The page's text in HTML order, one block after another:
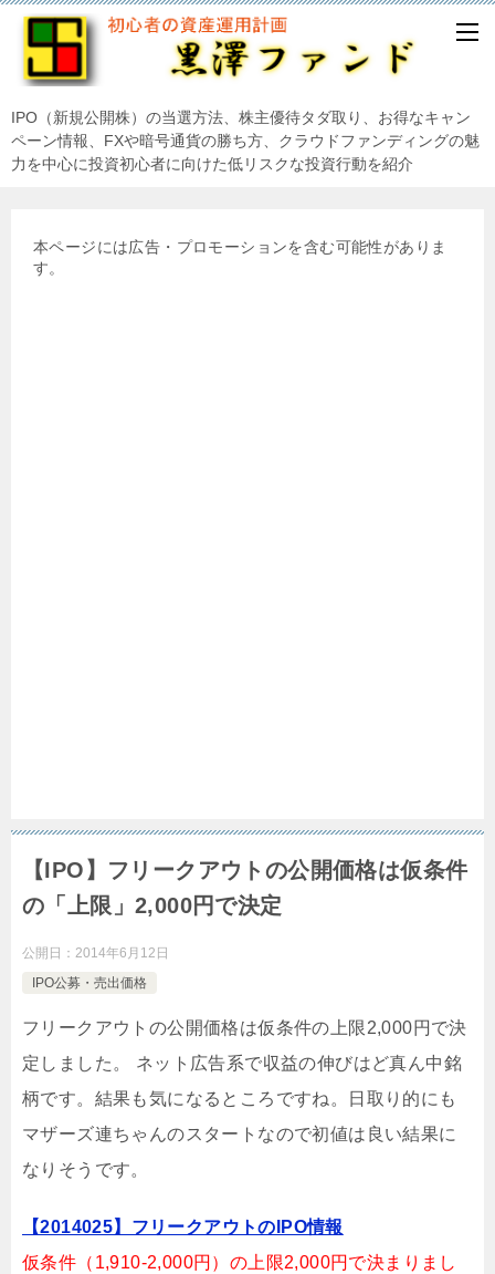
IPO（新規公開株）の当選方法、株主優待タダ取り、お得なキャン
ペーン情報、FXや暗号通貨の勝ち方、クラウドファンディングの魅
力を中心に投資初心者に向けた低リスクな投資行動を紹介
本ページには広告・プロモーションを含む可能性がありま
す。
【IPO】フリークアウトの公開価格は仮条件
の「上限」2,000円で決定
公開日： 2014年6月12日
IPO公募・売出価格
フリークアウトの公開価格は仮条件の上限2,000円で決
定しました。 ネット広告系で収益の伸びはど真ん中銘
柄です。結果も気になるところですね。日取り的にも
マザーズ連ちゃんのスタートなので初値は良い結果に
なりそうです。
【2014025】フリークアウトのIPO情報
仮条件（1,910-2,000円）の上限2,000円で決まりまし